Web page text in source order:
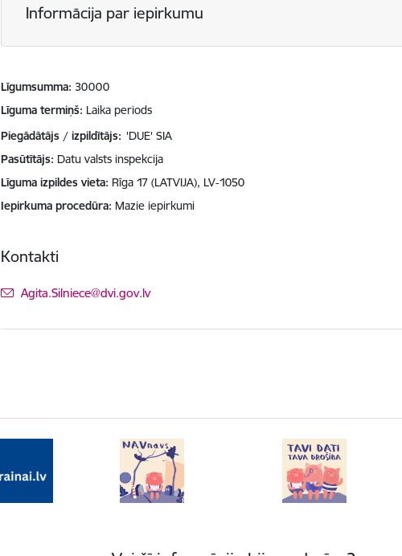
Informācija par iepirkumu
Līgumsumma 30000
Līguma termiņš Laika periods
Piegādātājs / izpildītājs: 'DUE' SIA
Pasūtītājs Datu valsts inspekcija
Līguma izpildes vieta Rīga 17 (LATVIJA), LV-1050
Iepirkuma procedūra Mazie iepirkumi
Kontakti
E-pasts:
Agita.Silniece@dvi.gov.lv